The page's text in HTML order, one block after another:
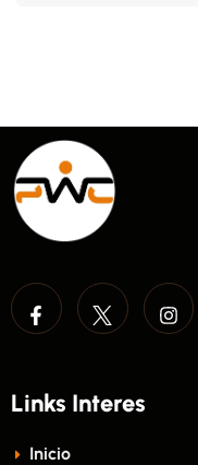
Links Interes
Inicio